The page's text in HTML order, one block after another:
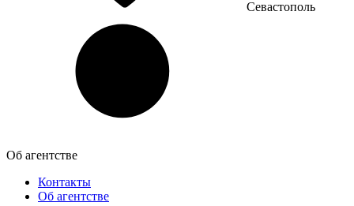
Севастополь
Об агентстве
Контакты
Об агентстве